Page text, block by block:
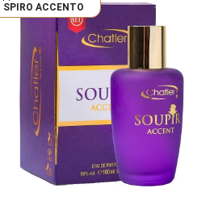
SPIRO ACCENTO